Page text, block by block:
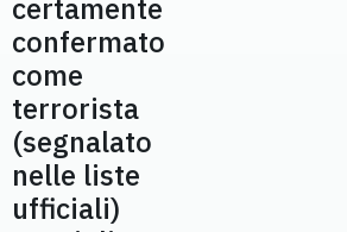
certamente
confermato
come
terrorista
(segnalato
nelle liste
ufficiali)